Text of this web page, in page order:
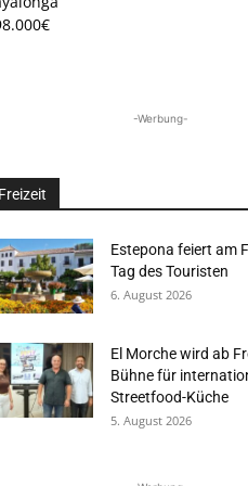
-Werbung-
Estepona feiert am
Tag des Touristen
6. August 2026
El Morche wird ab
Bühne für
Streetfood-Küche
5. August 2026